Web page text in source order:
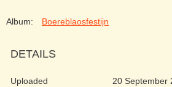
Album: Boereblaosfestijn
DETAILS
Uploaded 20 September